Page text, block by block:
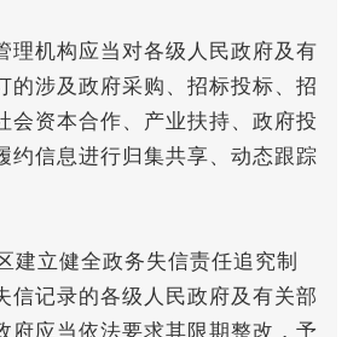
理机构应当对各级人民政府及有
的涉及政府采购、招标投标、招
会资本合作、产业扶持、政府投
约信息进行归集共享、动态跟踪
立健全政务失信责任追究制
信记录的各级人民政府及有关部
府应当依法要求其限期整改，予